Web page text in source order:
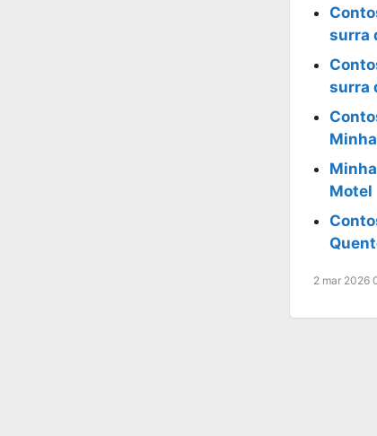
surra
surra
Motel
2 mar 2026